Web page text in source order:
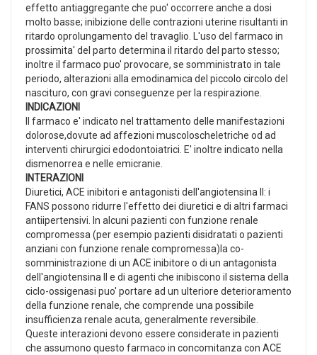
effetto antiaggregante che puo' occorrere anche a dosi
molto basse; inibizione delle contrazioni uterine risultanti in
ritardo oprolungamento del travaglio. L'uso del farmaco in
prossimita' del parto determina il ritardo del parto stesso;
inoltre il farmaco puo' provocare, se somministrato in tale
periodo, alterazioni alla emodinamica del piccolo circolo del
nascituro, con gravi conseguenze per la respirazione.
INDICAZIONI
Il farmaco e' indicato nel trattamento delle manifestazioni
dolorose,dovute ad affezioni muscoloscheletriche od ad
interventi chirurgici edodontoiatrici. E' inoltre indicato nella
dismenorrea e nelle emicranie.
INTERAZIONI
Diuretici, ACE inibitori e antagonisti dell'angiotensina II: i
FANS possono ridurre l'effetto dei diuretici e di altri farmaci
antiipertensivi. In alcuni pazienti con funzione renale
compromessa (per esempio pazienti disidratati o pazienti
anziani con funzione renale compromessa)la co-
somministrazione di un ACE inibitore o di un antagonista
dell'angiotensina II e di agenti che inibiscono il sistema della
ciclo-ossigenasi puo' portare ad un ulteriore deterioramento
della funzione renale, che comprende una possibile
insufficienza renale acuta, generalmente reversibile.
Queste interazioni devono essere considerate in pazienti
che assumono questo farmaco in concomitanza con ACE